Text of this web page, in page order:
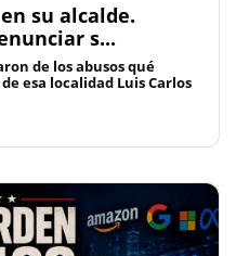
su alcalde.
s...
de los abusos qué
esa localidad Luis Carlos